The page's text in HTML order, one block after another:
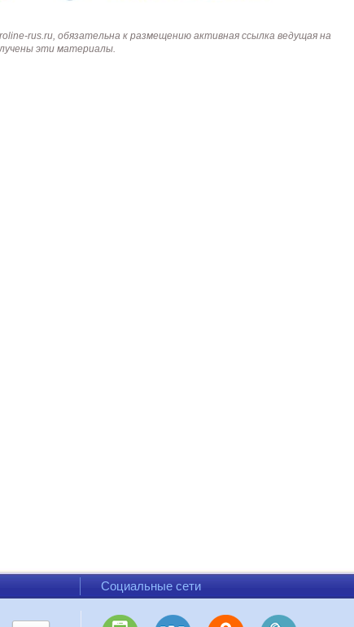
rus.ru, обязательна к размещению активная ссылка ведущая на
эти материалы.
Социальные сети